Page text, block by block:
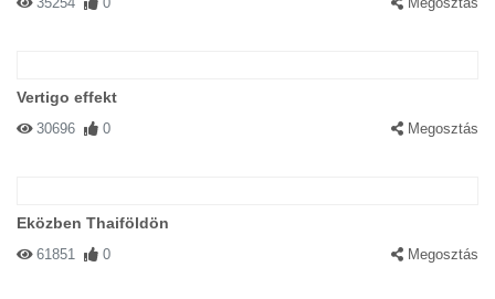
Vertigo effekt
30696 0 Megosztás
Eközben Thaiföldön
61851 0 Megosztás